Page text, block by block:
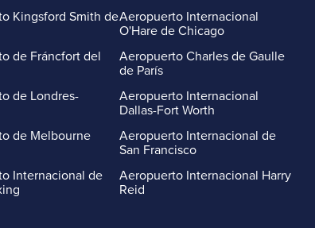
Kingsford Smith de
de Fráncfort del
de Londres-
de Melbourne
Internacional de
Aeropuerto Internacional
O'Hare de Chicago
Aeropuerto Charles de Gaulle
de París
Aeropuerto Internacional
Dallas-Fort Worth
Aeropuerto Internacional de
San Francisco
Aeropuerto Internacional Harry
Reid